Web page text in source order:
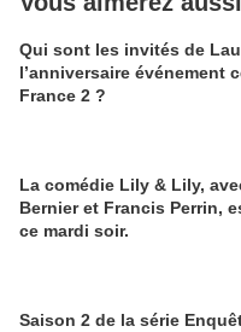
Qui sont les invités de
l’anniversaire événement
France 2 ?
La comédie Lily & Lily,
Bernier et Francis Perrin,
ce mardi soir.
Saison 2 de la série